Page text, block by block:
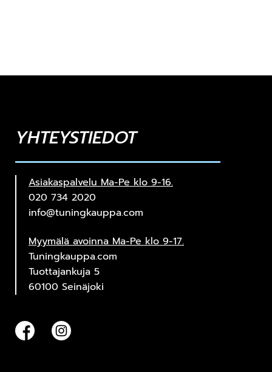
YHTEYSTIEDOT
Asiakaspalvelu Ma-Pe klo 9-16.
020 734 2020
info@tuningkauppa.com
Myymälä avoinna Ma-Pe klo 9-17.
Tuningkauppa.com
Tuottajankuja 5
60100 Seinäjoki